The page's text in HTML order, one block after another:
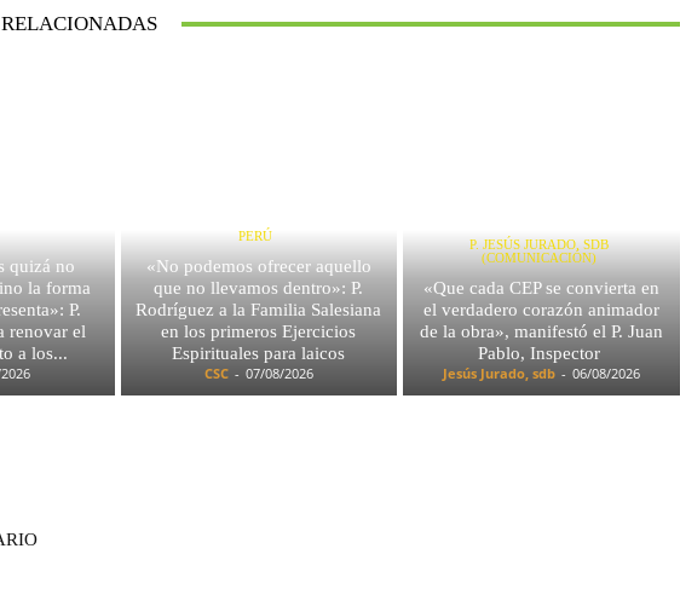
quizá no
la forma
P.
renovar el
a los...
PERÚ
«No podemos ofrecer aquello
que no llevamos dentro»: P.
Rodríguez a la Familia Salesiana
en los primeros Ejercicios
Espirituales para laicos
CSC - 07/08/2026
P. JESÚS JURADO, SDB
(COMUNICACIÓN)
«Que cada CEP se convierta en
el verdadero corazón animador
de la obra», manifestó el P. Juan
Pablo, Inspector
Jesús Jurado, sdb - 06/08/2026